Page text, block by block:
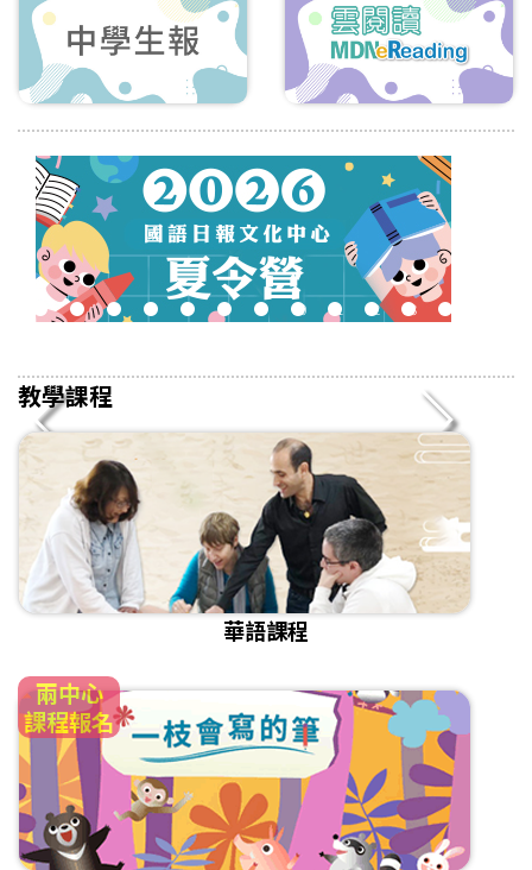
兩中心
課程報名
4 5 6 7 8 9 10 11 12 13 14
教學課程
華語課程